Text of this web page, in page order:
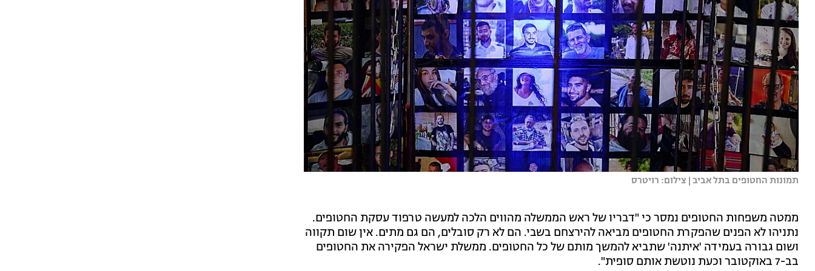
תמונות החטופים בתל אביב | צילום: רויטרס
ממטה משפחות החטופים נמסר כי "דבריו של ראש הממשלה מהווים הלכה למעשה טרפוד עסקת החטופים.
נתניהו לא הפנים שהפקרת החטופים מביאה להירצחם בשבי. הם לא רק סובלים, הם גם מתים. אין שום תקווה
ושום גבורה בעמידה 'איתנה' שתביא להמשך מותם של כל החטופים. ממשלת ישראל הפקירה את החטופים
בב-7 באוקטובר וכעת נוטשת אותם סופית".